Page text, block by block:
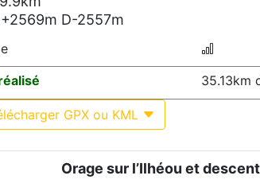
D-2557m
35.13km
GPX ou KML
Orage sur l’Ilhéou et